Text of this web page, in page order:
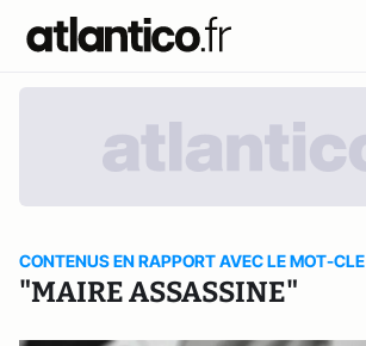
CONTENUS EN RAPPORT AVEC LE MOT-CLE
"MAIRE ASSASSINE"